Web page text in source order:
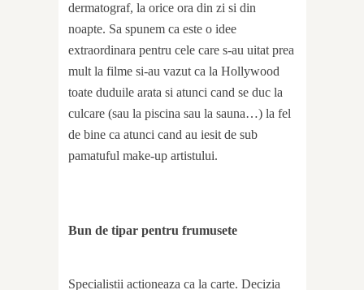
dermatograf, la orice ora din zi si din
noapte. Sa spunem ca este o idee
extraordinara pentru cele care s-au uitat prea
mult la filme si-au vazut ca la Hollywood
toate duduile arata si atunci cand se duc la
culcare (sau la piscina sau la sauna…) la fel
de bine ca atunci cand au iesit de sub
pamatuful make-up artistului.
Bun de tipar pentru frumusete
Specialistii actioneaza ca la carte. Decizia